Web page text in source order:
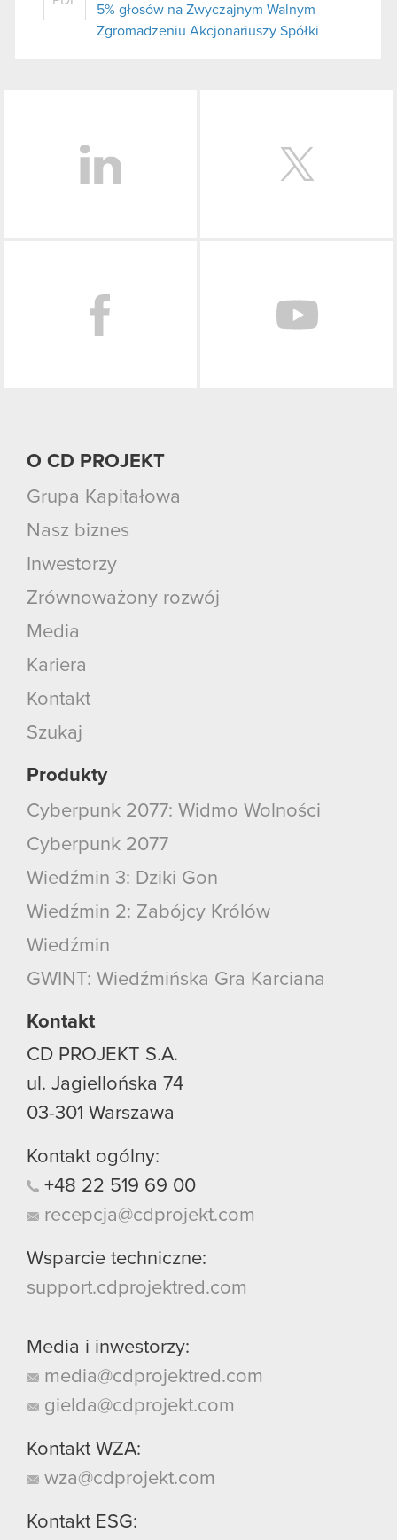
5% głosów na Zwyczajnym Walnym
Zgromadzeniu Akcjonariuszy Spółki
O CD PROJEKT
Grupa Kapitałowa
Nasz biznes
Inwestorzy
Zrównoważony rozwój
Media
Kariera
Kontakt
Szukaj
Produkty
Cyberpunk 2077: Widmo Wolności
Cyberpunk 2077
Wiedźmin 3: Dziki Gon
Wiedźmin 2: Zabójcy Królów
Wiedźmin
GWINT: Wiedźmińska Gra Karciana
Kontakt
CD PROJEKT S.A.
ul. Jagiellońska 74
03-301 Warszawa
Kontakt ogólny:
+48 22 519 69 00
recepcja@cdprojekt.com
Wsparcie techniczne:
support.cdprojektred.com
Media i inwestorzy:
media@cdprojektred.com
gielda@cdprojekt.com
Kontakt WZA:
wza@cdprojekt.com
Kontakt ESG: